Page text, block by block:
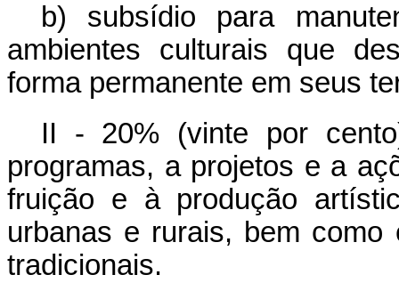
b) subsídio para
ambientes culturais que
forma permanente em seus
II - 20% (vinte por
programas, a projetos e a
fruição e à produção
urbanas e rurais, bem
tradicionais.